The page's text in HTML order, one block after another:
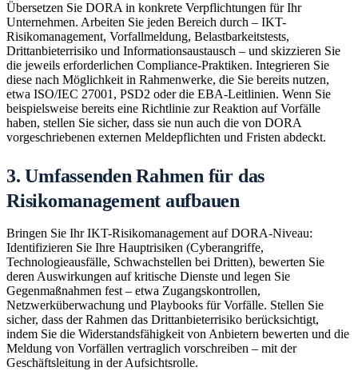
Übersetzen Sie DORA in konkrete Verpflichtungen für Ihr
Unternehmen. Arbeiten Sie jeden Bereich durch – IKT-
Risikomanagement, Vorfallmeldung, Belastbarkeitstests,
Drittanbieterrisiko und Informationsaustausch – und skizzieren Sie
die jeweils erforderlichen Compliance-Praktiken. Integrieren Sie
diese nach Möglichkeit in Rahmenwerke, die Sie bereits nutzen,
etwa ISO/IEC 27001, PSD2 oder die EBA-Leitlinien. Wenn Sie
beispielsweise bereits eine Richtlinie zur Reaktion auf Vorfälle
haben, stellen Sie sicher, dass sie nun auch die von DORA
vorgeschriebenen externen Meldepflichten und Fristen abdeckt.
3. Umfassenden Rahmen für das
Risikomanagement aufbauen
Bringen Sie Ihr IKT-Risikomanagement auf DORA-Niveau:
Identifizieren Sie Ihre Hauptrisiken (Cyberangriffe,
Technologieausfälle, Schwachstellen bei Dritten), bewerten Sie
deren Auswirkungen auf kritische Dienste und legen Sie
Gegenmaßnahmen fest – etwa Zugangskontrollen,
Netzwerküberwachung und Playbooks für Vorfälle. Stellen Sie
sicher, dass der Rahmen das Drittanbieterrisiko berücksichtigt,
indem Sie die Widerstandsfähigkeit von Anbietern bewerten und die
Meldung von Vorfällen vertraglich vorschreiben – mit der
Geschäftsleitung in der Aufsichtsrolle.